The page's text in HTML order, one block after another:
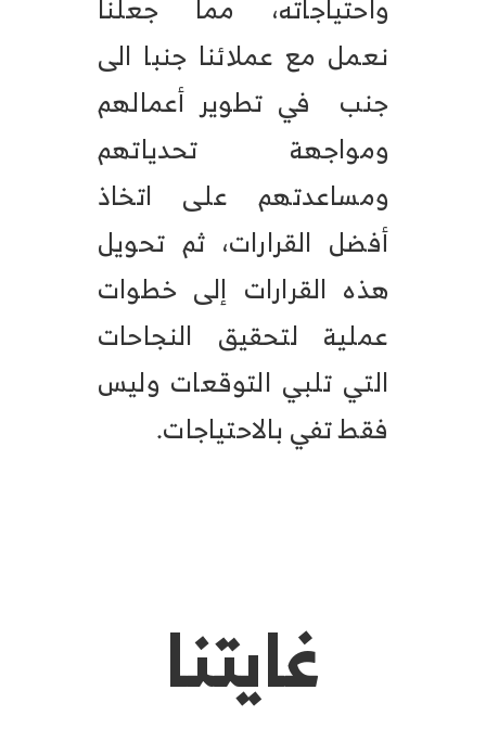
نعمل مع عملائنا جنبا الى
جنب في تطوير أعمالهم
ومواجهة تحدياتهم
ومساعدتهم على اتخاذ
أفضل القرارات، ثم تحويل
هذه القرارات إلى خطوات
عملية لتحقيق النجاحات
التي تلبي التوقعات وليس
فقط تفي بالاحتياجات.
غايتنا